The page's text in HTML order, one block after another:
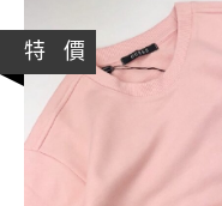
特 價